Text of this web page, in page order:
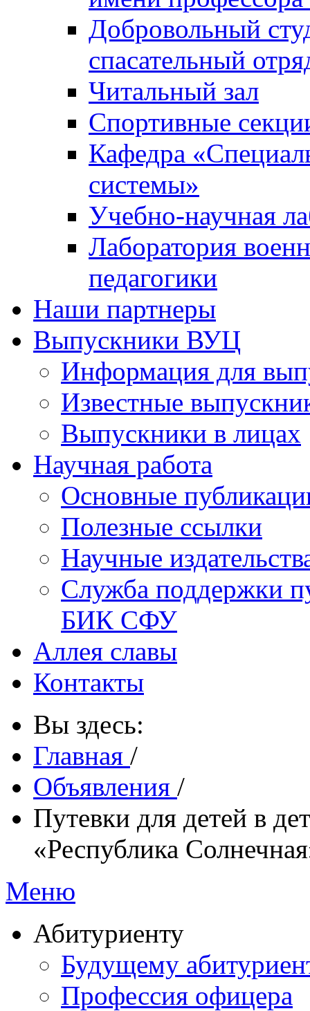
Добровольный
спасательный
Читальный зал
Спортивные
Кафедра
системы»
Учебно-научная
Лаборатория
педагогики
Наши партнеры
Выпускники ВУЦ
Информация для
Известные
Выпускники в лицах
Научная работа
Основные
Полезные ссылки
Научные
Служба поддержки
БИК СФУ
Аллея славы
Контакты
Вы здесь:
Главная /
Объявления /
Путевки для детей в
«Республика
Меню
Абитуриенту
Будущему
Профессия офицера